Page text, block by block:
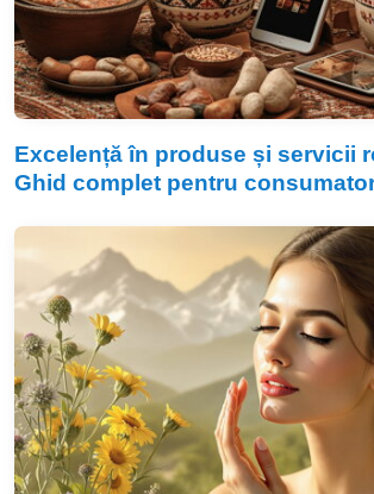
Excelență în produse și servicii
Ghid complet pentru